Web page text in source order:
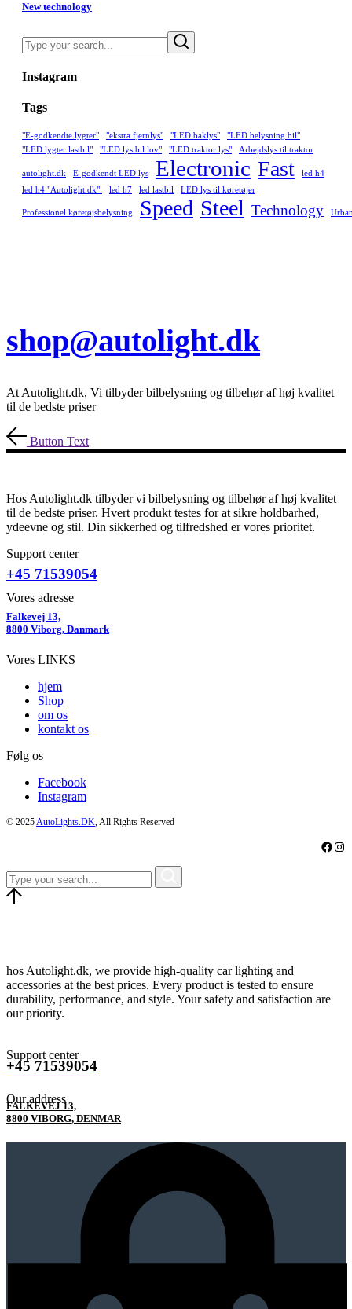
New technology
Search
Instagram
Tags
"E-godkendte lygter" "ekstra fjernlys" "LED baklys"
"LED belysning bil"
"LED lygter lastbil"
"LED lys bil lov" "LED traktor lys" Arbejdslys til traktor
autolight.dk E-godkendt LED lys Electronic Fast
led h4
led h4 "Autolight.dk".
led h7 led lastbil LED lys til køretøjer
Professionel køretøjsbelysning Speed Steel Technology
shop@autolight.dk
At Autolight.dk, Vi tilbyder bilbelysning og tilbehør af høj kvalitet
til de bedste priser
Button Text
Hos Autolight.dk tilbyder vi bilbelysning og tilbehør af høj kvalitet
til de bedste priser. Hvert produkt testes for at sikre holdbarhed,
ydeevne og stil. Din sikkerhed og tilfredshed er vores prioritet.
Support center
+45 71539054
Vores adresse
Falkevej 13,
8800 Viborg, Danmark
Vores LINKS
hjem
Shop
om os
kontakt os
Følg os
Facebook
Instagram
© 2025 AutoLights.DK , All Rights Reserved
hos Autolight.dk, we provide high-quality car lighting and
accessories at the best prices. Every product is tested to ensure
durability, performance, and style. Your safety and satisfaction are
our priority.
Support center
+45 71539054
Our address
FALKEVEJ 13,
8800 VIBORG, DENMAR